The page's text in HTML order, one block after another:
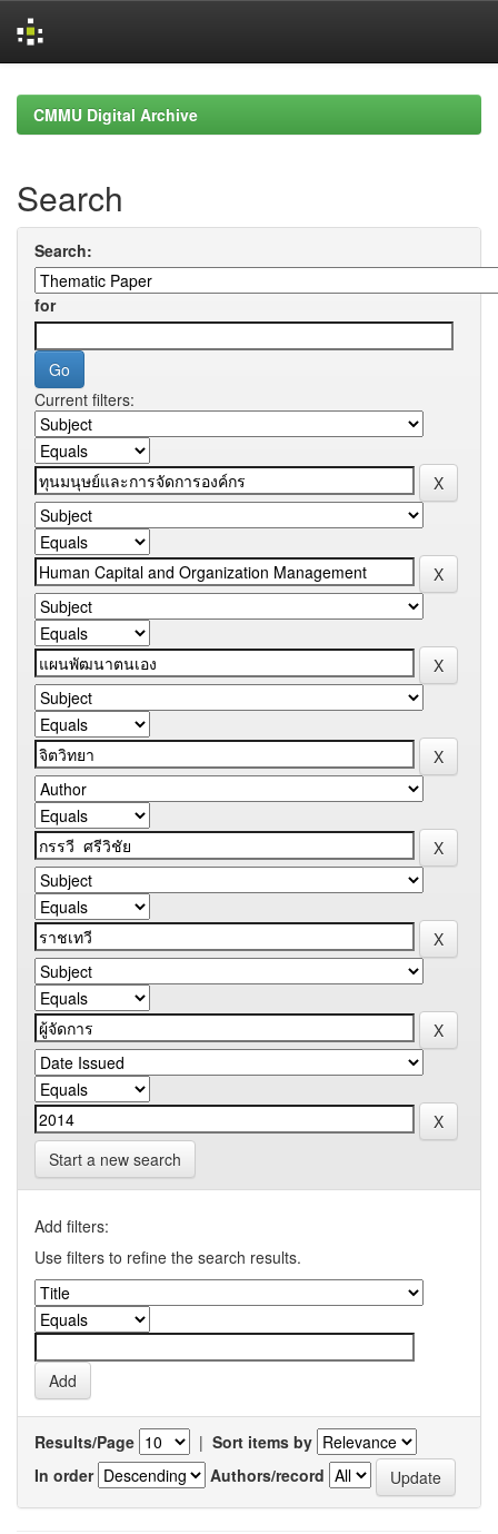
navigationCMMU Digital Archive
Search
Search:
for
Current filters:
Start a new search
Add filters:
Use filters to refine the search results.
Results/Page | Sort items by
In order
Authors/record